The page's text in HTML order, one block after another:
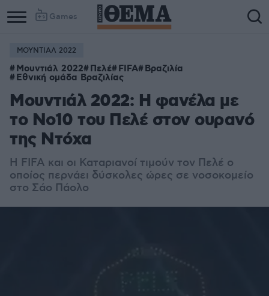
Games
ΜΟΥΝΤΙΑΛ 2022
Μουντιάλ 2022 Πελέ FIFA Βραζιλία
Εθνική ομάδα Βραζιλίας
Μουντιάλ 2022: Η φανέλα με
το Νο10 του Πελέ στον ουρανό
της Ντόχα
H FIFA και οι Καταριανοί τιμούν τον Πελέ ο
οποίος περνάει δύσκολες ώρες σε νοσοκομείο
στο Σάο Πάολο